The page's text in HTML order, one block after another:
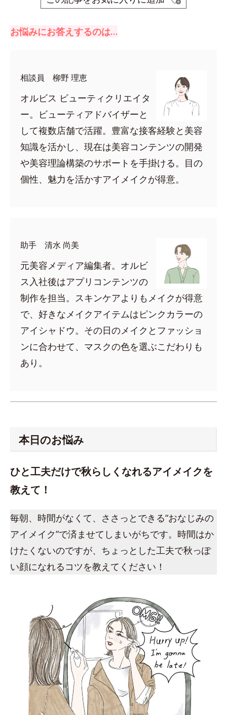
お悩みにお答えするのは…
相談員 柳野 理恵
オルビス ビューティクリエイタ
ー。ビューティアドバイザーと
して複数店舗で活躍。豊富な接客経験と美容
知識を活かし、現在は美容コンテンツの開発
や美容理論構築のサポートを手掛ける。目の
個性、魅力を活かすアイメイクが得意。
助手 清水 尚美
元美容メディア編集者。オルビ
ス入社後はアプリコンテンツの
制作を担当。スキンケアよりもメイクが得意
で、好きなメイクアイテムはピンクカラーの
アイシャドウ。その日のメイクとファッショ
ンに合わせて、マスクの色を選ぶこだわりも
あり。
本日のお悩み
ひと工夫だけで秋らしくなれるアイメイクを
教えて！
毎朝、時間がなくて、ささっとできる“おなじみの
アイメイク”で済ませてしまいがちです。時間はか
けたくないのですが、ちょっとした工夫で秋っぽ
い顔になれるコツを教えてください！